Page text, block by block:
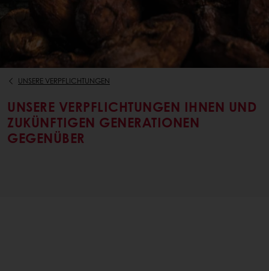
UNSERE VERPFLICHTUNGEN
UNSERE VERPFLICHTUNGEN IHNEN UND
ZUKÜNFTIGEN GENERATIONEN
GEGENÜBER